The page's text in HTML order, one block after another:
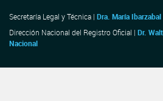
Secretaría Legal y Técnica | Dra. María
Dirección Nacional del Registro Oficial | Dr.
Nacional